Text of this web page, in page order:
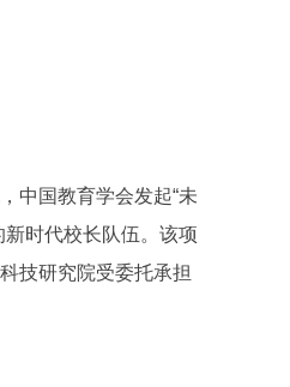
中国教育学会发起“未
时代校长队伍。该项
技研究院受委托承担